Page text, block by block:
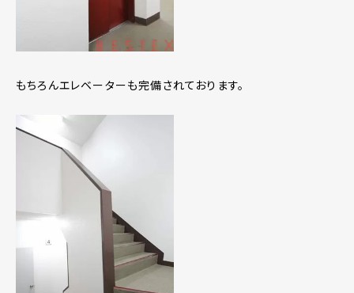
もちろんエレベーターも完備されております。